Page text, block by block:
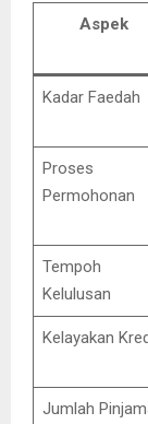
Aspek
Kadar Faedah
Proses
Permohonan
Tempoh
Kelulusan
Kelayakan
Jumlah